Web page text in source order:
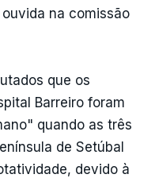
na comissão
que os
Barreiro foram
quando as três
de Setúbal
devido à